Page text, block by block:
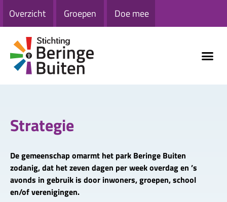
Overzicht Groepen Doe mee
Strategie
De gemeenschap omarmt het park Beringe Buiten
zodanig, dat het zeven dagen per week overdag en ’s
avonds in gebruik is door inwoners, groepen, school
en/of verenigingen.